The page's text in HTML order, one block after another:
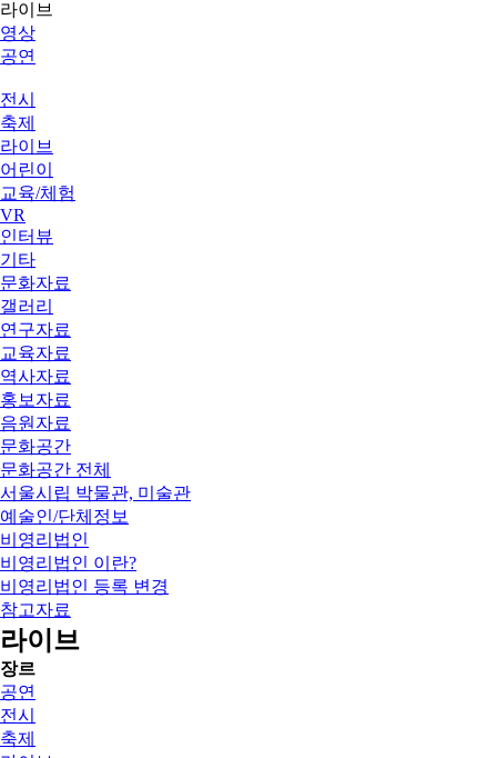
라이브
영상
공연
전시
축제
라이브
어린이
교육/체험
VR
인터뷰
기타
문화자료
갤러리
연구자료
교육자료
역사자료
홍보자료
음원자료
문화공간
문화공간 전체
서울시립 박물관, 미술관
예술인/단체정보
비영리법인
비영리법인 이란?
비영리법인 등록 변경
참고자료
라이브
장르
공연
전시
축제